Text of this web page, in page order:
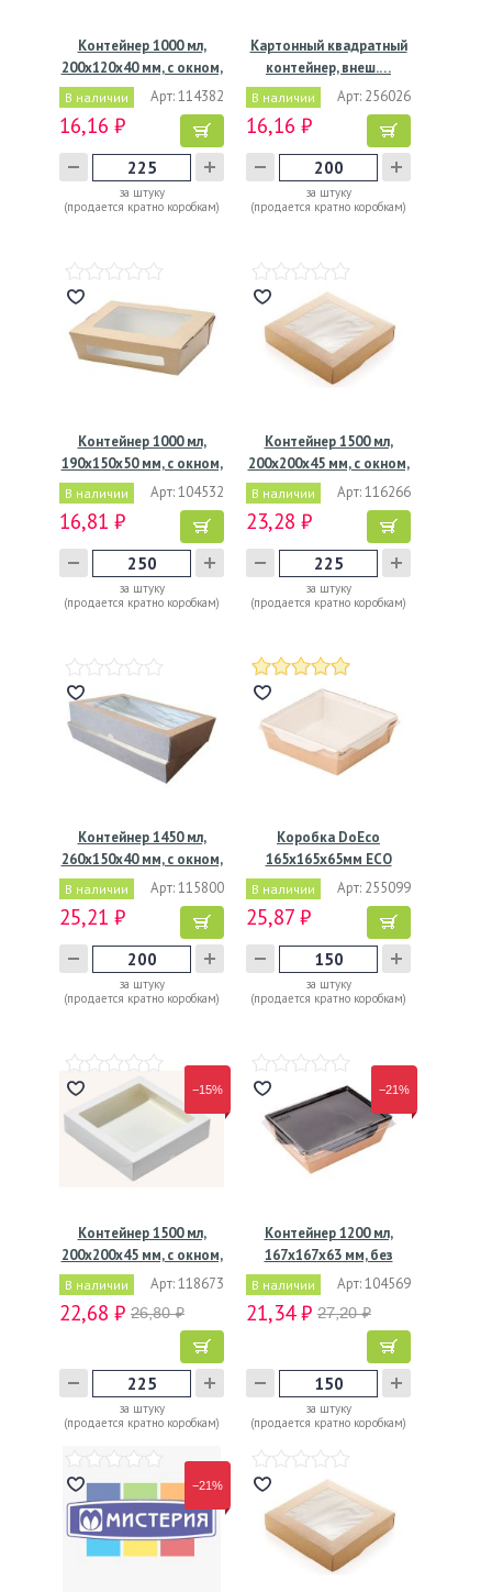
Контейнер 1000 мл,
200х120х40 мм, с окном,
В наличии Арт: 114382
16,16 ₽
за штуку
(продается кратно коробкам)
Картонный квадратный
контейнер, внеш.…
В наличии Арт: 256026
16,16 ₽
за штуку
(продается кратно коробкам)
Контейнер 1000 мл,
190х150х50 мм, с окном,
В наличии Арт: 104532
16,81 ₽
за штуку
(продается кратно коробкам)
Контейнер 1500 мл,
200х200х45 мм, с окном,
В наличии Арт: 116266
23,28 ₽
за штуку
(продается кратно коробкам)
Контейнер 1450 мл,
260х150х40 мм, с окном,
В наличии Арт: 115800
25,21 ₽
за штуку
(продается кратно коробкам)
Коробка DoEco
165х165х65мм ECO
OpSalad 1200,…
В наличии Арт: 255099
25,87 ₽
за штуку
(продается кратно коробкам)
−15%
Контейнер 1500 мл,
200х200х45 мм, с окном,
В наличии Арт: 118673
22,68 ₽ 26,80 ₽
за штуку
(продается кратно коробкам)
−21%
Контейнер 1200 мл,
167х167х63 мм, без
окна,…
В наличии Арт: 104569
21,34 ₽ 27,20 ₽
за штуку
(продается кратно коробкам)
−21%